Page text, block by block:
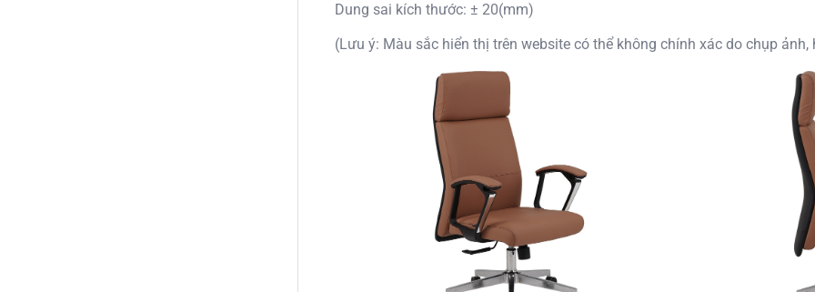
Dung sai kích thước: ± 20(mm)
(Lưu ý: Màu sắc hiển thị trên website có thể không chính xác do chụp